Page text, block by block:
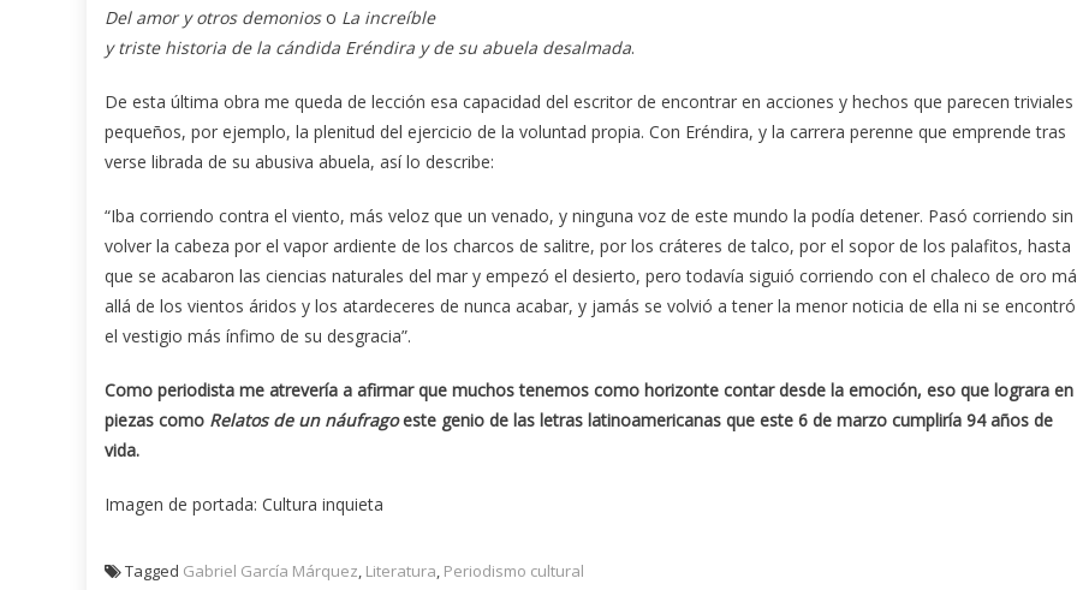
Del amor y otros demonioso La increíble
y triste historia de la cándida Eréndira y de su abuela desalmada.
De esta última obra me queda de lección esa capacidad del escritor de encontrar en acciones y hechos que parecen
pequeños, por ejemplo, la plenitud del ejercicio de la voluntad propia. Con Eréndira, y la carrera perenne que emprende tras
verse librada de su abusiva abuela, así lo describe:
“Iba corriendo contra el viento, más veloz que un venado, y ninguna voz de este mundo la podía detener. Pasó corriendo sin
volver la cabeza por el vapor ardiente de los charcos de salitre, por los cráteres de talco, por el sopor de los palafitos, hasta
que se acabaron las ciencias naturales del mar y empezó el desierto, pero todavía siguió corriendo con el chaleco de oro
allá de los vientos áridos y los atardeceres de nunca acabar, y jamás se volvió a tener la menor noticia de ella ni se encontró
el vestigio más ínfimo de su desgracia”.
Como periodista me atrevería a afirmar que muchos tenemos como horizonte contar desde la emoción, eso que lograra en
piezas como Relatos de un náufragoeste genio de las letras latinoamericanas que este 6 de marzo cumpliría 94 años de
vida.
Imagen de portada: Cultura inquieta
Tagged Gabriel García Márquez, Literatura, Periodismo cultural